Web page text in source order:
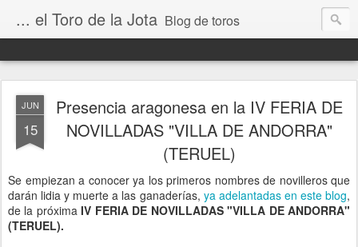
... el Toro de la Jota Blog de toros
JUN
15
Presencia aragonesa en la IV FERIA DE
NOVILLADAS "VILLA DE ANDORRA"
(TERUEL)
Se empiezan a conocer ya los primeros nombres de novilleros que
darán lidia y muerte a las ganaderías, ya adelantadas en este blog,
de la próximaIV FERIA DE NOVILLADAS "VILLA DE ANDORRA"
(TERUEL).